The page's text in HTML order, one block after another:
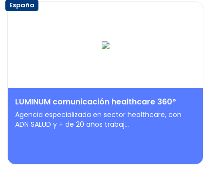
España
LUMINUM comunicación healthcare 360º
Agencia especializada en sector healthcare, con
ADN SALUD y + de 20 años trabaj...